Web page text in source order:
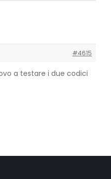
#4615
a testare i due codici